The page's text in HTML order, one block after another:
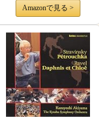
Amazonで見る >